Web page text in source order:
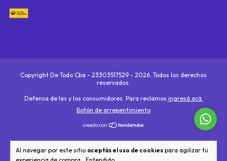
Al navegar por este sitio aceptás el uso de cookies para agilizar tu
Copyright De Todo Cba - 23303517529 - 2026. Todos los derechos
reservados.
Defensa de las y los consumidores. Para reclamos ingresá acá.
Botón de arrepentimiento